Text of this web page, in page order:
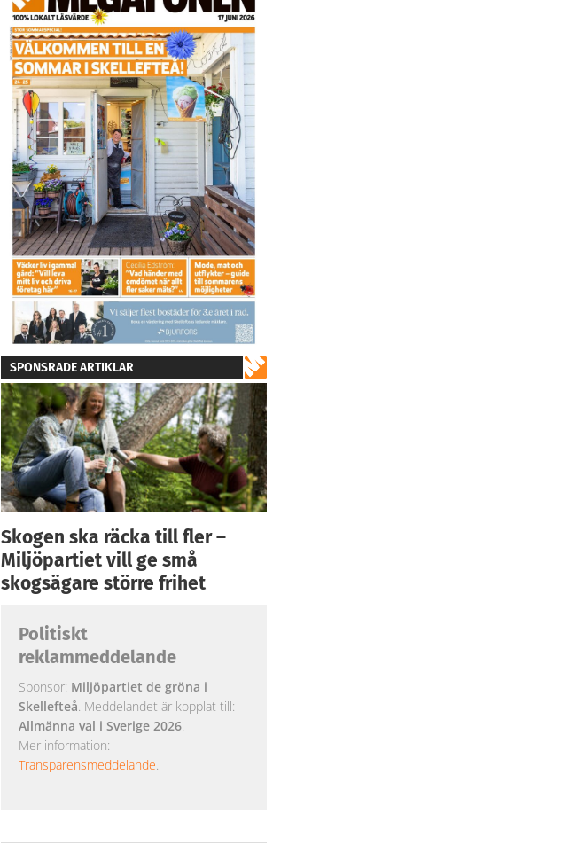
SPONSRADE ARTIKLAR
Skogen ska räcka till fler –
Miljöpartiet vill ge små
skogsägare större frihet
Politiskt
reklammeddelande
Sponsor: Miljöpartiet de gröna i
Skellefteå. Meddelandet är kopplat till:
Allmänna val i Sverige 2026.
Mer information:
Transparensmeddelande.